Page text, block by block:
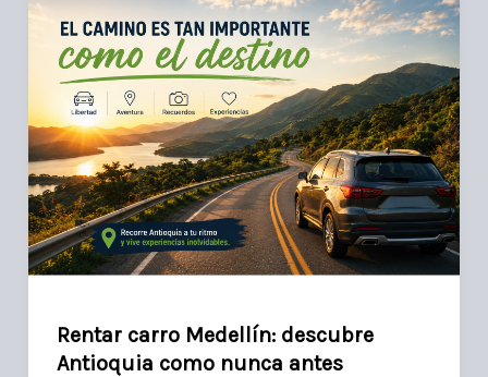
Rentar carro Medellín: descubre
Antioquia como nunca antes